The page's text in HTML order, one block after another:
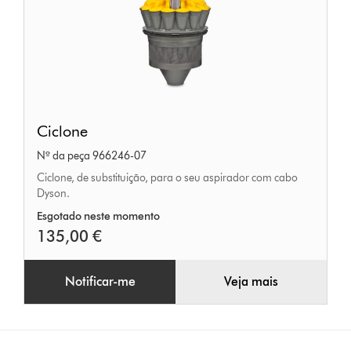
Ciclone
Nº da peça 966246-07
Ciclone, de substituição, para o seu aspirador com cabo
Dyson.
Esgotado neste momento
135,00 €
Notificar-me Veja mais